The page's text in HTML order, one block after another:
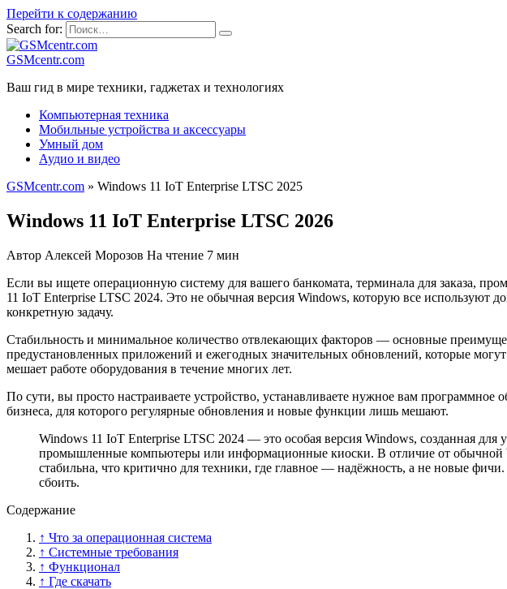
Перейти к содержанию
Search for:
GSMcentr.com
Ваш гид в мире техники, гаджетах и технологиях
Компьютерная техника
Мобильные устройства и аксессуары
Умный дом
Аудио и видео
GSMcentr.com » Windows 11 IoT Enterprise LTSC 2025
Windows 11 IoT Enterprise LTSC 2026
Автор Алексей Морозов На чтение 7 мин
Если вы ищете операционную систему для вашего банкомата, терминала для заказа,
11 IoT Enterprise LTSC 2024. Это не обычная версия Windows, которую все используют
конкретную задачу.
Стабильность и минимальное количество отвлекающих факторов — основные
предустановленных приложений и ежегодных значительных обновлений, которые
мешает работе оборудования в течение многих лет.
По сути, вы просто настраиваете устройство, устанавливаете нужное вам
бизнеса, для которого регулярные обновления и новые функции лишь мешают.
Windows 11 IoT Enterprise LTSC 2024 — это особая версия Windows, созданная
промышленные компьютеры или информационные киоски. В отличие от обычной
стабильна, что критично для техники, где главное — надёжность, а не новые
сбоить.
Содержание
↑ Что за операционная система
↑ Системные требования
↑ Функционал
↑ Где скачать